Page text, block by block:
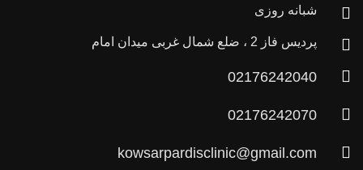
شبانه روزی
پردیس فاز 2 ، ضلع شمال غربی میدان امام
02176242040
02176242070
kowsarpardisclinic@gmail.com